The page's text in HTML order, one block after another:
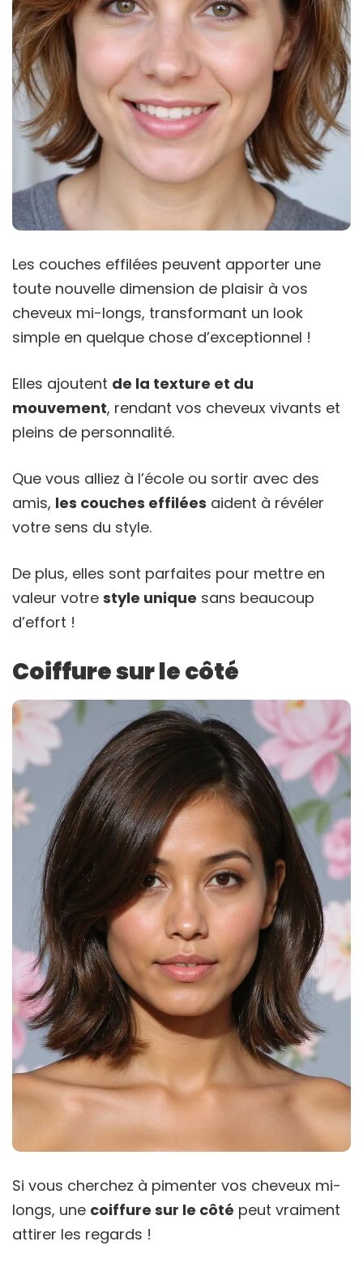
Les couches effilées peuvent apporter une
toute nouvelle dimension de plaisir à vos
cheveux mi-longs, transformant un look
simple en quelque chose d’exceptionnel !
Elles ajoutent de la texture et du
mouvement, rendant vos cheveux vivants et
pleins de personnalité.
Que vous alliez à l’école ou sortir avec des
amis, les couches effilées aident à révéler
votre sens du style.
De plus, elles sont parfaites pour mettre en
valeur votre style unique sans beaucoup
d’effort !
Coiffure sur le côté
Si vous cherchez à pimenter vos cheveux mi-
longs, une coiffure sur le côté peut vraiment
attirer les regards !